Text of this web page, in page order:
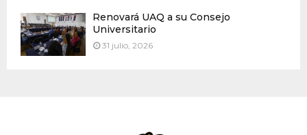
Renovará UAQ a su Consejo
Universitario
31 julio, 2026